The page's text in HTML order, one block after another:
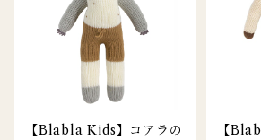
【Blabla Kids】コアラの
【